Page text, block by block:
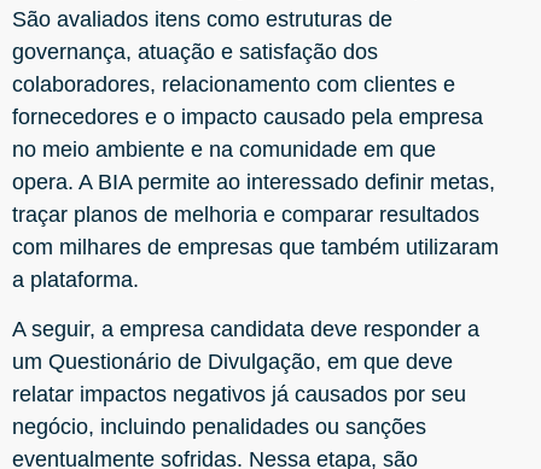
São avaliados itens como estruturas de
governança, atuação e satisfação dos
colaboradores, relacionamento com clientes e
fornecedores e o impacto causado pela empresa
no meio ambiente e na comunidade em que
opera. A BIA permite ao interessado definir metas,
traçar planos de melhoria e comparar resultados
com milhares de empresas que também utilizaram
a plataforma.
A seguir, a empresa candidata deve responder a
um Questionário de Divulgação, em que deve
relatar impactos negativos já causados por seu
negócio, incluindo penalidades ou sanções
eventualmente sofridas. Nessa etapa, são